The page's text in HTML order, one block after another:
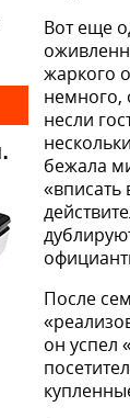
Вот еще
жаркого
немного,
несли
бежала
«вписать
После
он успел